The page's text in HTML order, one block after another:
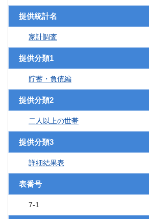
提供統計名
家計調査
提供分類1
貯蓄・負債編
提供分類2
二人以上の世帯
提供分類3
詳細結果表
表番号
7-1